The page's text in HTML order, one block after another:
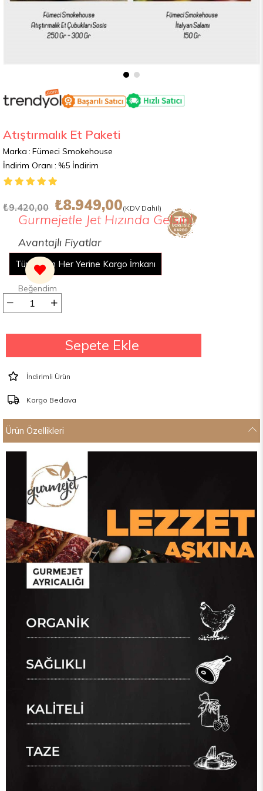
Atıştırmalık Et Paketi
Marka : Fümeci Smokehouse
İndirim Oranı : %5 İndirim
₺9.420,00 ₺8.949,00(KDV Dahil)
Türkiyenin Her Yerine Kargo İmkanı
İndirimli Ürün
Kargo Bedava
Gurmejetle Jet Hızında Gelsin!
Avantajlı Fiyatlar
2000 TL Üzeri Alışverişte Ücretsiz Kargo
Yemek Kartları İle Ödeme İmkanı
Ürün Özellikleri